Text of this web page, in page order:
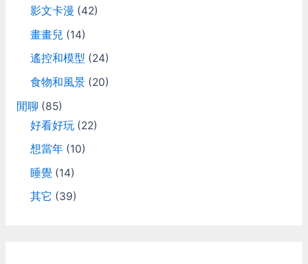
影文卡漫 (42)
畫畫兒 (14)
遙控和模型 (24)
食物和風景(20)
閒聊 (85)
好看好玩(22)
想當年(10)
睡覺(14)
其它 (39)